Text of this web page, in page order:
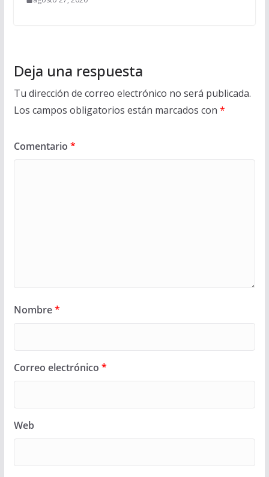
Deja una respuesta
Tu dirección de correo electrónico no será publicada.
Los campos obligatorios están marcados con *
Comentario *
Nombre*
Correo electrónico *
Web